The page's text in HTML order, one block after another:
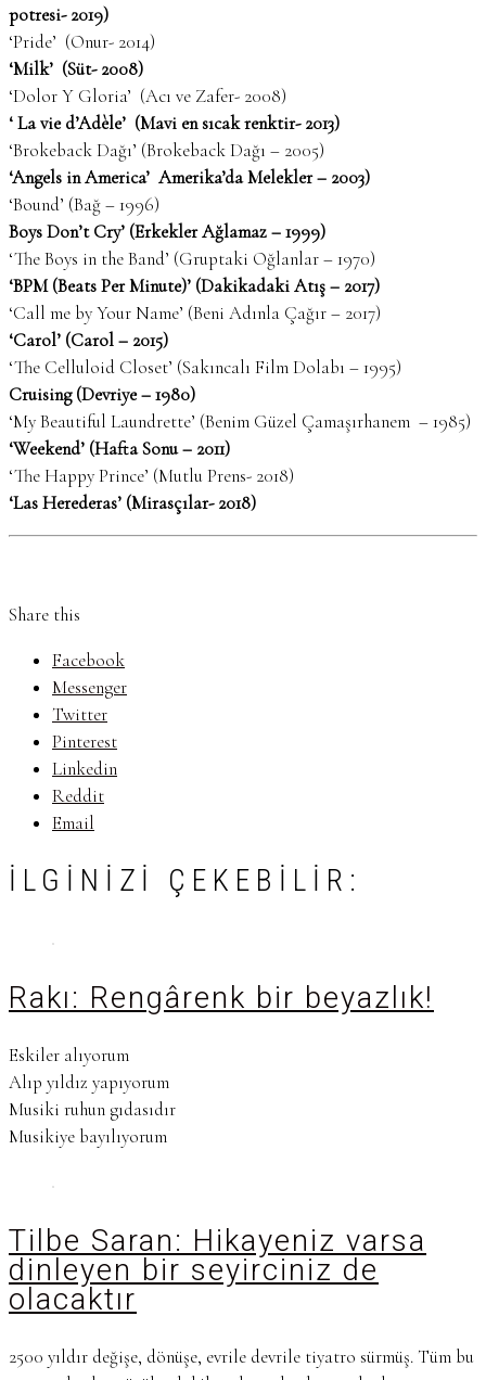
potresi- 2019)
‘Pride’ (Onur- 2014)
‘Milk’ (Süt- 2008)
‘Dolor Y Gloria’ (Acı ve Zafer- 2008)
‘ La vie d’Adèle’ (Mavi en sıcak renktir- 2013)
‘Brokeback Dağı’ (Brokeback Dağı – 2005)
‘Angels in America’ Amerika’da Melekler – 2003)
‘Bound’ (Bağ – 1996)
Boys Don’t Cry’ (Erkekler Ağlamaz – 1999)
‘The Boys in the Band’ (Gruptaki Oğlanlar – 1970)
‘BPM (Beats Per Minute)’ (Dakikadaki Atış – 2017)
‘Call me by Your Name’ (Beni Adınla Çağır – 2017)
‘Carol’ (Carol – 2015)
‘The Celluloid Closet’ (Sakıncalı Film Dolabı – 1995)
Cruising (Devriye – 1980)
‘My Beautiful Laundrette’ (Benim Güzel Çamaşırhanem – 1985)
‘Weekend’ (Hafta Sonu – 2011)
‘The Happy Prince’ (Mutlu Prens- 2018)
‘Las Herederas’ (Mirasçılar- 2018)
Share this
Facebook
Messenger
Twitter
Pinterest
Linkedin
Reddit
Email
İLGINIZI ÇEKEBILIR:
Rakı: Rengârenk bir beyazlık!
Eskiler alıyorum
Alıp yıldız yapıyorum
Musiki ruhun gıdasıdır
Musikiye bayılıyorum
Tilbe Saran: Hikayeniz varsa
dinleyen bir seyirciniz de
olacaktır
2500 yıldır değişe, dönüşe, evrile devrile tiyatro sürmüş. Tüm bu